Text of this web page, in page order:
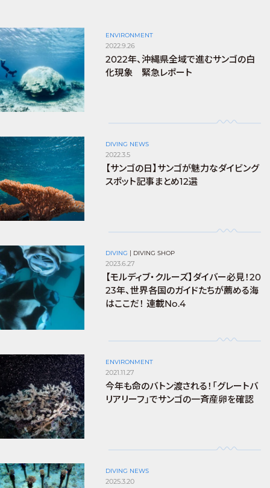
ENVIRONMENT
2022.9.26
2022年、沖縄県全域で進むサンゴの白
化現象 緊急レポート
DIVING NEWS
2022.3.5
【サンゴの日】サンゴが魅力なダイビング
スポット記事まとめ12選
DIVING | DIVING SHOP
2023.6.27
【モルディブ・クルーズ】ダイバー必見！20
23年、世界各国のガイドたちが薦める海
はここだ！ 連載No.4
ENVIRONMENT
2021.11.27
今年も命のバトン渡される！「グレートバ
リアリーフ」でサンゴの一斉産卵を確認
DIVING NEWS
2025.3.20